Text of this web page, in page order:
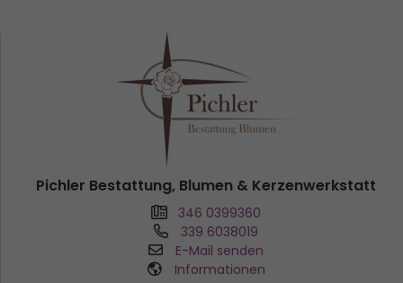
Pichler Bestattung, Blumen & Kerzenwerkstatt
346 0399360
339 6038019
E-Mail senden
Informationen